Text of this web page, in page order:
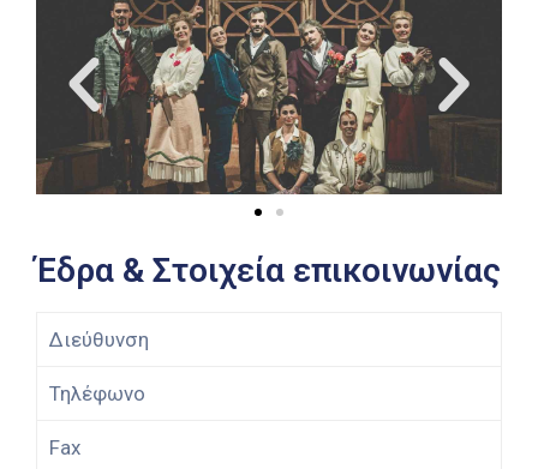
Έδρα & Στοιχεία επικοινωνίας
Διεύθυνση
Τηλέφωνο
Fax